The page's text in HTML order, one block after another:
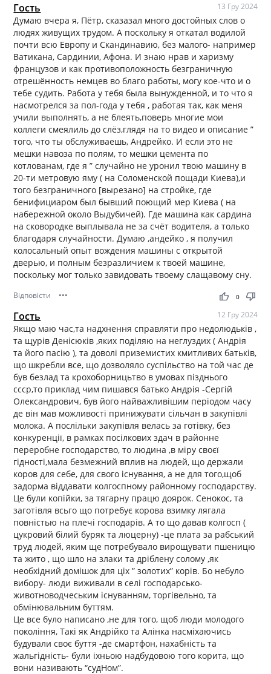
Гость 13 Гру 2024
Думаю вчера я, Пётр, сказазал много достойных слов о
людях живущих трудом. А поскольку я откатал водилой
почти всю Европу и Скандинавию, без малого- например
Ватикана, Сардинии, Афона. И знаю нрав и харизму
французов и как противоположность безграничную
отрешённость немцев во благо работы, могу кое-что и о
тебе судить. Работа у тебя была вынужденной, и то что я
насмотрелся за пол-года у тебя , работая так, как меня
учили выполнять, а не блеять,поверь многие мои
коллеги смеялиль до слёз,глядя на то видео и описание ”
того, что ты обслуживаешь, Андрейко. И если это не
мешки навоза по полям, то мешки цемента по
котлованам, где я ” случайно не уронил твою машину в
20-ти метровую яму ( на Соломенской пощади Киева),и
того безграничного [вырезано] на стройке, где
бенифициаром был бывший поющий мер Киева ( на
набережной около Выдубичей). Где машина как сардина
на сковородке выплывала не за счёт водителя, а только
благодаря случайности. Думаю ,андейко , я получил
колосальный опыт вождения машины с открытой
дверью, и полным безразличием к твоей машине,
поскольку мог только завидовать твоему слащавому сну.
Відповісти ••• thumb_up thumb_down
0
Гость 12 Гру 2024
Якщо маю час,та надхнення справляти про недолюдьків ,
та щурів Денісюків ,яких поділяю на неглуздих ( Андрія
та його пасію ), та доволі приземистих кмитливих батьків,
що шкребли все, що дозволяло суспільство на той час де
був безлад та крохоборницьтво в умовах пізднього
ссср,то приклад чим пишався батько Андрія -Сергій
Олександрович, був його найважливішим періодом часу
де він мав можливості принижувати сільчан в закупівлі
молока. А послільки закупівля велась за готівку, без
конкуренції, в рамках посілкових здач в районне
переробне господарство, то людина ,в міру своєї
гідності,мала безмежний вплив на людей, що держали
коров для себе, для свого існування, а не для того,щоб
задорма віддавати колгоспному районному господарству.
Це були копійки, за тягарну працю доярок. Сенокос, та
заготівля всьго що потребує корова взимку лягала
повністью на плечі господарів. А то що давав колгосп (
цукровий білий буряк та люцерну) -це плата за рабський
труд людей, яким ще потребувало вирощувати пшеницю
та жито , що шло на злаки та дріблену солому ,як
необхідний домішок для ціх ” золотих” корів. Бо небуло
вибору- люди виживали в селі господарсько-
животноводчеським існуванням, торгівельно, та
обмінювальним буттям.
Це все було написано ,не для того, щоб люди молодого
покоління, Такі як Андрійко та Алінка насміхаючись
будували своє буття -де смартфон, нахабність та
жальгідність- були іхньою надбудовою того корита, що
вони називають “судНом”.